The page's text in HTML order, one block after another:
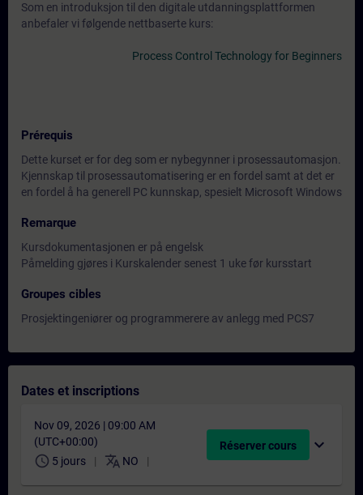
Som en introduksjon til den digitale utdanningsplattformen
anbefaler vi følgende nettbaserte kurs:
Process Control Technology for Beginners
Prérequis
Dette kurset er for deg som er nybegynner i prosessautomasjon.
Kjennskap til prosessautomatisering er en fordel samt at det er
en fordel å ha generell PC kunnskap, spesielt Microsoft Windows
Remarque
Kursdokumentasjonen er på engelsk
Påmelding gjøres i Kurskalender senest 1 uke før kursstart
Groupes cibles
Prosjektingeniører og programmerere av anlegg med PCS7
Dates et inscriptions
Nov 09, 2026 | 09:00 AM
(UTC+00:00)
schedule 5 jours translate NO
Réserver cours expand_more